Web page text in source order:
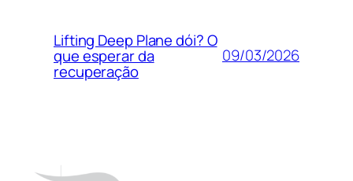
Lifting Deep Plane dói? O
que esperar da
recuperação
09/03/2026